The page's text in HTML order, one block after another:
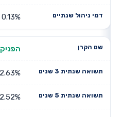
0.13%